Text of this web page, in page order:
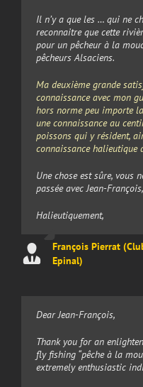
Il n’y a que les … qui ne
reconnaitre que cette
pour un pêcheur à la
pêcheurs Alsaciens.
Ma deuxième grande
connaissance avec mon
hors norme peu importe
une connaissance au
poissons qui y résident,
connaissance halieutique
Une chose est sûre, vous
passée avec Jean-
Halieutiquement,
François Pierrat
Epinal)
Dear Jean-François,
Thank you for an
fly fishing “pêche à la
extremely enthusiastic